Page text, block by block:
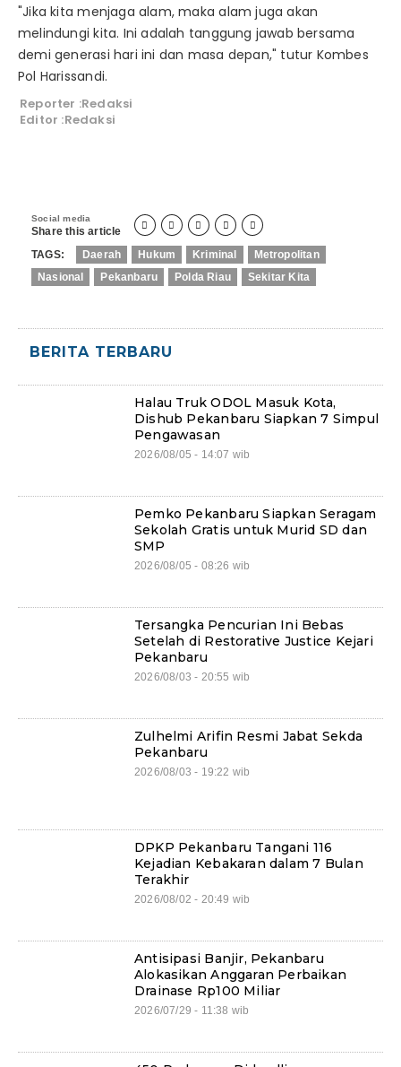
"Jika kita menjaga alam, maka alam juga akan
melindungi kita. Ini adalah tanggung jawab bersama
demi generasi hari ini dan masa depan," tutur Kombes
Pol Harissandi.
Reporter :Redaksi
Editor :Redaksi
Social media
Share this article     
TAGS: Daerah Hukum Kriminal
Metropolitan
Nasional
Pekanbaru Polda Riau Sekitar Kita
BERITA TERBARU
Halau Truk ODOL Masuk Kota,
Dishub Pekanbaru Siapkan 7 Simpul
Pengawasan
2026/08/05 - 14:07 wib
Pemko Pekanbaru Siapkan Seragam
Sekolah Gratis untuk Murid SD dan
SMP
2026/08/05 - 08:26 wib
Tersangka Pencurian Ini Bebas
Setelah di Restorative Justice Kejari
Pekanbaru
2026/08/03 - 20:55 wib
Zulhelmi Arifin Resmi Jabat Sekda
Pekanbaru
2026/08/03 - 19:22 wib
DPKP Pekanbaru Tangani 116
Kejadian Kebakaran dalam 7 Bulan
Terakhir
2026/08/02 - 20:49 wib
Antisipasi Banjir, Pekanbaru
Alokasikan Anggaran Perbaikan
Drainase Rp100 Miliar
2026/07/29 - 11:38 wib